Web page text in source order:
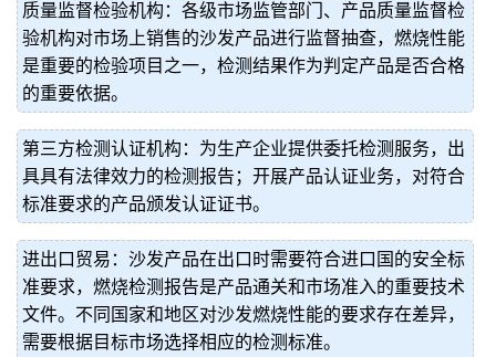
质量监督检验机构：各级市场监管部门、产品质量监督检
验机构对市场上销售的沙发产品进行监督抽查，燃烧性能
是重要的检验项目之一，检测结果作为判定产品是否合格
的重要依据。
第三方检测认证机构：为生产企业提供委托检测服务，出
具具有法律效力的检测报告；开展产品认证业务，对符合
标准要求的产品颁发认证证书。
进出口贸易：沙发产品在出口时需要符合进口国的安全标
准要求，燃烧检测报告是产品通关和市场准入的重要技术
文件。不同国家和地区对沙发燃烧性能的要求存在差异，
需要根据目标市场选择相应的检测标准。